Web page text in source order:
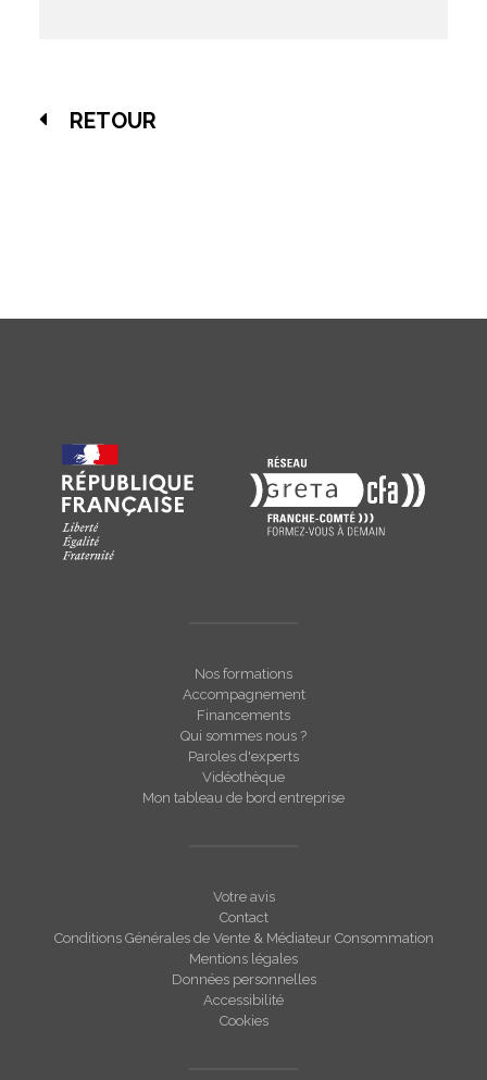
RETOUR
Nos formations
Accompagnement
Financements
Qui sommes nous ?
Paroles d'experts
Vidéothèque
Mon tableau de bord entreprise
Votre avis
Contact
Conditions Générales de Vente & Médiateur Consommation
Mentions légales
Données personnelles
Accessibilité
Cookies